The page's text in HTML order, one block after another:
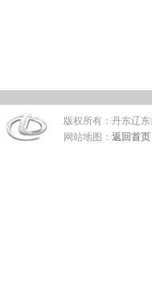
版权所有：丹东辽
网站地图： 返回首页